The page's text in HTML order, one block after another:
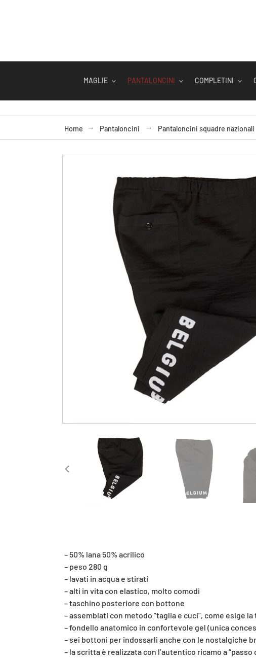
MAGLIE PANTALONCINI COMPLETINI
Home Pantaloncini Pantaloncini squadre nazionali
PRECEDENTE
– 50% lana 50% acrilico
– peso 280 g
– lavati in acqua e stirati
– alti in vita con elastico, molto comodi
– taschino posteriore con bottone
– assemblati con metodo “taglia e cuci”, come esige
– fondello anatomico in confortevole gel (unica
– sei bottoni per indossarli anche con le nostalgiche
– la scritta è realizzata con l’autentico ricamo a